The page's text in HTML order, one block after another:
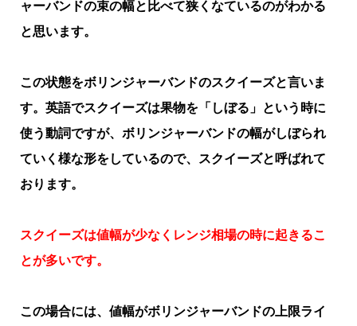
ャーバンドの束の幅と比べて狭くなているのがわかる
と思います。
この状態をボリンジャーバンドのスクイーズと言いま
す。英語でスクイーズは果物を「しぼる」という時に
使う動詞ですが、ボリンジャーバンドの幅がしぼられ
ていく様な形をしているので、スクイーズと呼ばれて
おります。
スクイーズは値幅が少なくレンジ相場の時に起きるこ
とが多いです。
この場合には、値幅がボリンジャーバンドの上限ライ